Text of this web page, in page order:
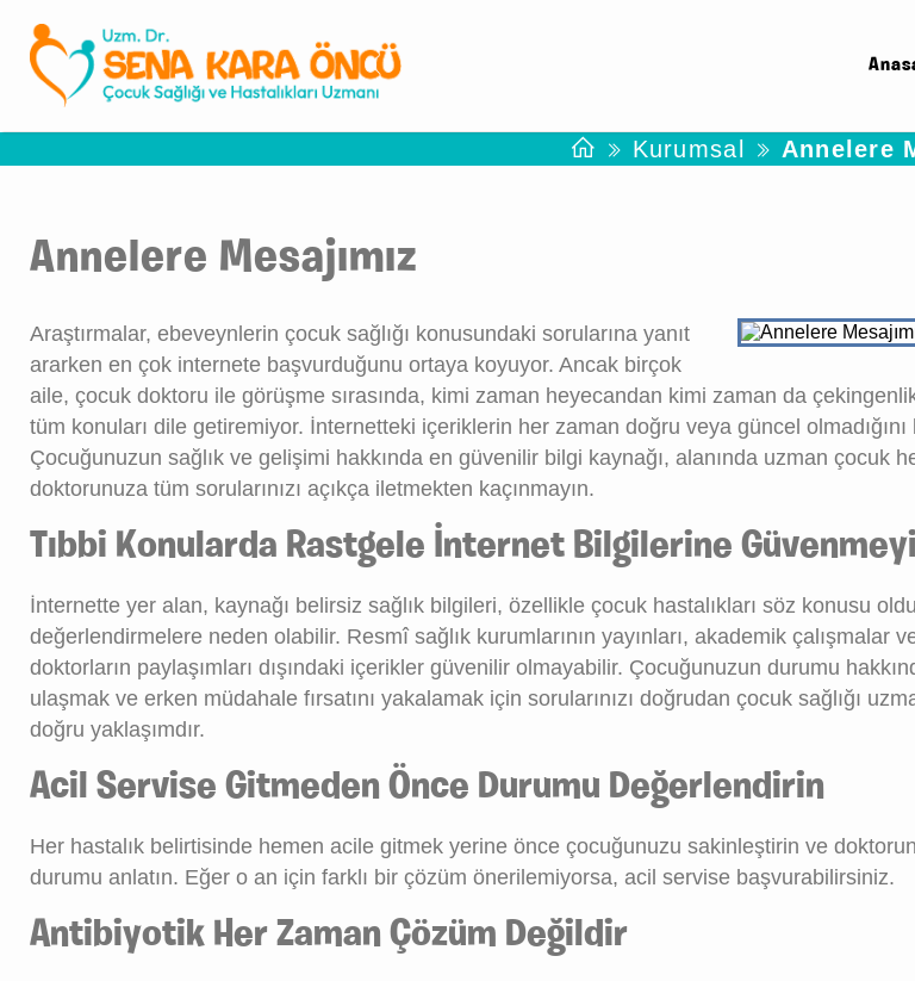
Kurumsal Annelere
Annelere Mesajımız
Araştırmalar, ebeveynlerin çocuk sağlığı konusundaki sorularına yanıt
ararken en çok internete başvurduğunu ortaya koyuyor. Ancak birçok
aile, çocuk doktoru ile görüşme sırasında, kimi zaman heyecandan kimi zaman da
tüm konuları dile getiremiyor. İnternetteki içeriklerin her zaman doğru veya güncel
Çocuğunuzun sağlık ve gelişimi hakkında en güvenilir bilgi kaynağı, alanında uzman çocuk
doktorunuza tüm sorularınızı açıkça iletmekten kaçınmayın.
Tıbbi Konularda Rastgele İnternet Bilgilerine
İnternette yer alan, kaynağı belirsiz sağlık bilgileri, özellikle çocuk hastalıkları söz konusu
değerlendirmelere neden olabilir. Resmî sağlık kurumlarının yayınları, akademik çalışmalar
doktorların paylaşımları dışındaki içerikler güvenilir olmayabilir. Çocuğunuzun durumu
ulaşmak ve erken müdahale fırsatını yakalamak için sorularınızı doğrudan çocuk sağlığı
doğru yaklaşımdır.
Acil Servise Gitmeden Önce Durumu Değerlendirin
Her hastalık belirtisinde hemen acile gitmek yerine önce çocuğunuzu sakinleştirin ve
durumu anlatın. Eğer o an için farklı bir çözüm önerilemiyorsa, acil servise başvurabilirsiniz.
Antibiyotik Her Zaman Çözüm Değildir